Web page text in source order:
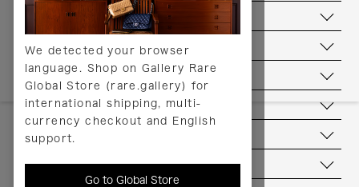
We detected your browser
language. Shop on Gallery Rare
Global Store (rare.gallery) for
international shipping, multi-
currency checkout and English
support.
Go to Global Store
送料について
返品について
ヘルプ
お問い合わせ
当店について